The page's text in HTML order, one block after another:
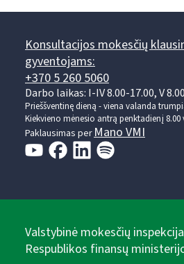
Konsultacijos mokesčių
gyventojams:
+370 5 260 5060
Darbo laikas: I-IV 8.00-17.00, V
Prieššventinę dieną - viena valanda
Kiekvieno mėnesio antrą penktadienį 8.00
Paklausimas perMano VMI
Valstybinė mokesčių
Respublikos finansų